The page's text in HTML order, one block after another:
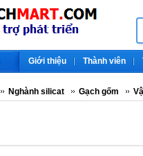
Giới thiệu Thành viên
Nghành silicat Gạch gốm